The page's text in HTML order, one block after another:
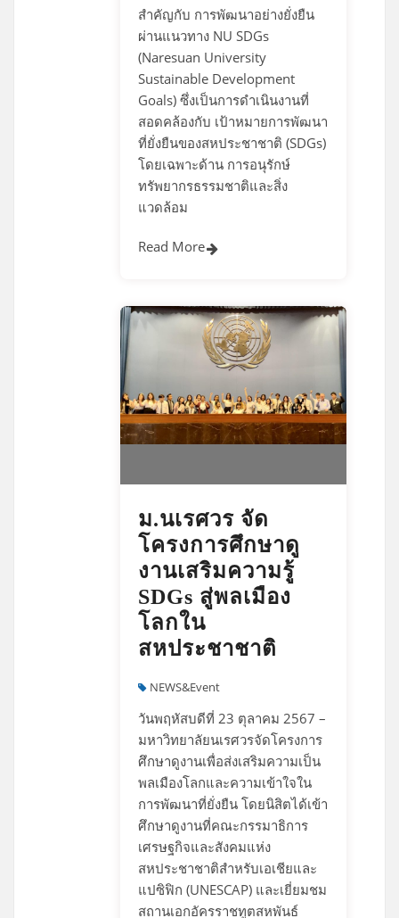
สำคัญกับ การพัฒนาอย่างยั่งยืน
ผ่านแนวทาง NU SDGs
(Naresuan University
Sustainable Development
Goals) ซึ่งเป็นการดำเนินงานที่
สอดคล้องกับ เป้าหมายการพัฒนา
ที่ยั่งยืนของสหประชาชาติ (SDGs)
โดยเฉพาะด้าน การอนุรักษ์
ทรัพยากรธรรมชาติและสิ่ง
แวดล้อม
Read More
ม.นเรศวร จัด
โครงการศึกษาดู
งานเสริมความรู้
SDGs สู่พลเมือง
โลกใน
สหประชาชาติ
NEWS&Event
วันพฤหัสบดีที่ 23 ตุลาคม 2567 –
มหาวิทยาลัยนเรศวรจัดโครงการ
ศึกษาดูงานเพื่อส่งเสริมความเป็น
พลเมืองโลกและความเข้าใจใน
การพัฒนาที่ยั่งยืน โดยนิสิตได้เข้า
ศึกษาดูงานที่คณะกรรมาธิการ
เศรษฐกิจและสังคมแห่ง
สหประชาชาติสำหรับเอเชียและ
แปซิฟิก (UNESCAP) และเยี่ยมชม
สถานเอกอัครราชทูตสหพันธ์